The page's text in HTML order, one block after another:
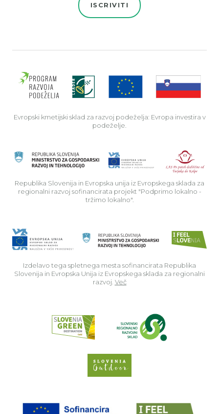
ISCRIVITI
Evropski kmetijski sklad za razvoj podeželja: Evropa investira v
podeželje.
Republika Slovenija in Evropska unija iz Evropskega sklada za
regionalni razvoj sofinancirata projekt "Podprimo lokalno -
tržimo lokalno".
Izdelavo tega spletnega mesta sofinancirata Republika
Slovenija in Evropska Unija iz Evropskega sklada za regionalni
razvoj. Več